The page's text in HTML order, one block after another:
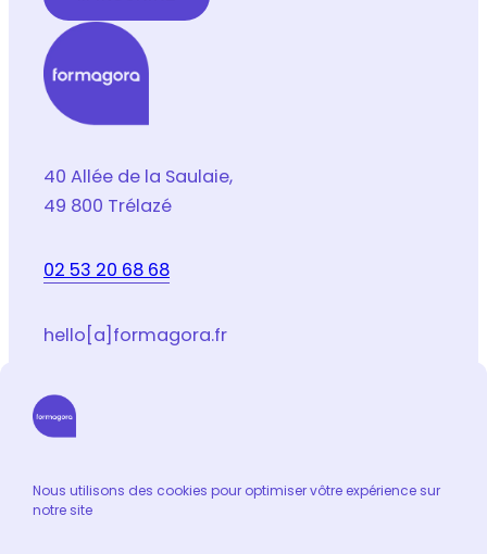
Nous utilisons des cookies pour optimiser vôtre expérience sur
notre site
D
*
40 Allée de la Saulaie,
49 800 Trélazé
02 53 20 68 68
hello[a]formagora.fr
Suivez-nous sur les réseaux sociaux